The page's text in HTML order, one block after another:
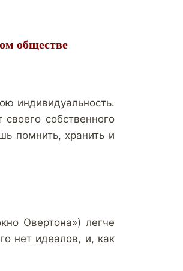
обществе
индивидуальность.
собственного
помнить, хранить и
Овертона») легче
нет идеалов, и, как